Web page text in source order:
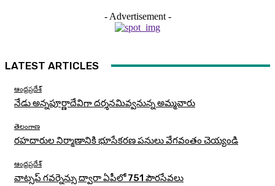
- Advertisement -
LATEST ARTICLES
ఆంధ్రప్రదేశ్
నేడు అన్నపూర్ణాదేవిగా దర్శనమివ్వనున్న అమ్మవారు
తెలంగాణ
రహదారుల నిర్మాణానికి భూసేకరణ పనులు వేగవంతం చెయ్యండి
ఆంధ్రప్రదేశ్
వాట్సప్ గవర్నెన్సు ద్వారా ఏపీలో 751 పౌరసేవలు